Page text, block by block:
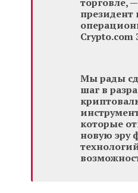
президент
Мы рады
шаг в
которые
новую эру